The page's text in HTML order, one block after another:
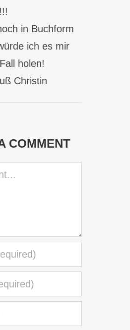
in Buchform
ich es mir
holen!
Christin
COMMENT